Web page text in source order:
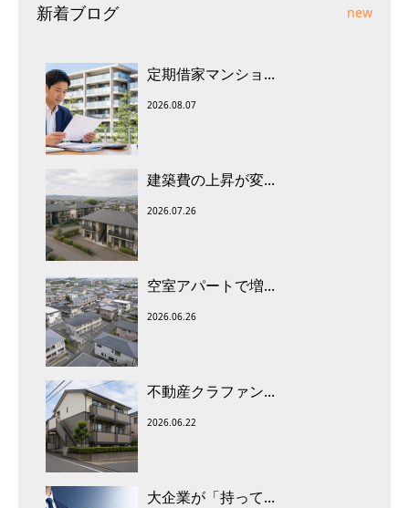
新着ブログ new
定期借家マンショ...
2026.08.07
建築費の上昇が変...
2026.07.26
空室アパートで増...
2026.06.26
不動産クラファン...
2026.06.22
大企業が「持って...